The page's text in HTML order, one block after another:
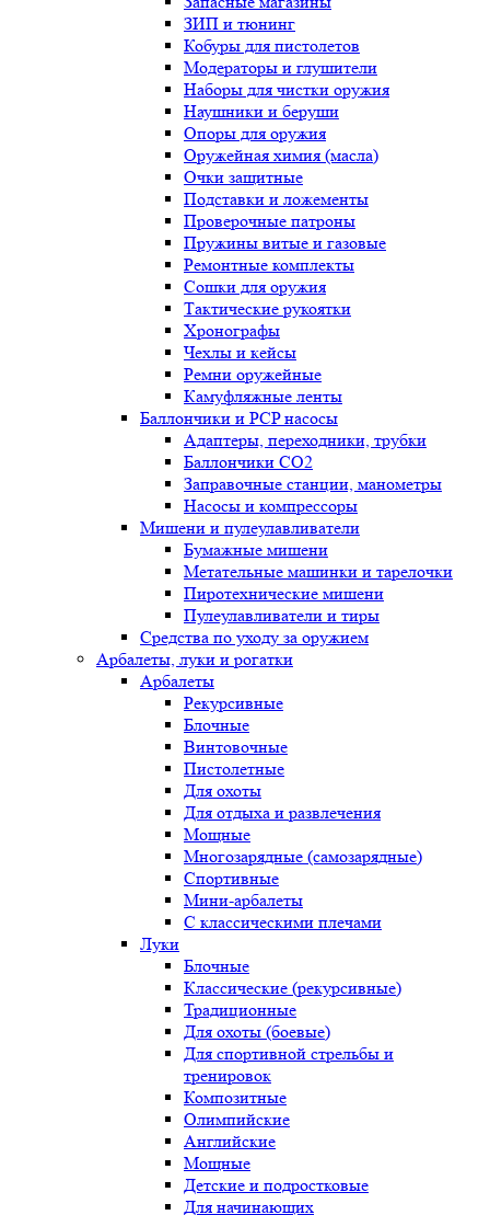
ЗИП и тюнинг
Кобуры для пистолетов
Модераторы и глушители
Наборы для чистки оружия
Наушники и беруши
Опоры для оружия
Оружейная химия (масла)
Очки защитные
Подставки и ложементы
Проверочные патроны
Пружины витые и газовые
Ремонтные комплекты
Сошки для оружия
Тактические рукоятки
Хронографы
Чехлы и кейсы
Ремни оружейные
Камуфляжные ленты
Баллончики и PCP насосы
Адаптеры, переходники, трубки
Баллончики CO2
Заправочные станции, манометры
Насосы и компрессоры
Мишени и пулеулавливатели
Бумажные мишени
Метательные машинки и тарелочки
Пиротехнические мишени
Пулеулавливатели и тиры
Средства по уходу за оружием
Арбалеты, луки и рогатки
Арбалеты
Рекурсивные
Блочные
Винтовочные
Пистолетные
Для охоты
Для отдыха и развлечения
Мощные
Многозарядные (самозарядные)
Спортивные
Мини-арбалеты
С классическими плечами
Луки
Блочные
Классические (рекурсивные)
Традиционные
Для охоты (боевые)
Для спортивной стрельбы и
тренировок
Композитные
Олимпийские
Английские
Мощные
Детские и подростковые
Для начинающих